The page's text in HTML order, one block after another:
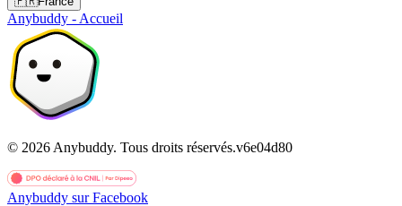
Anybuddy - Accueil
© 2026 Anybuddy. Tous droits réservés.v6e04d80
Anybuddy sur Facebook